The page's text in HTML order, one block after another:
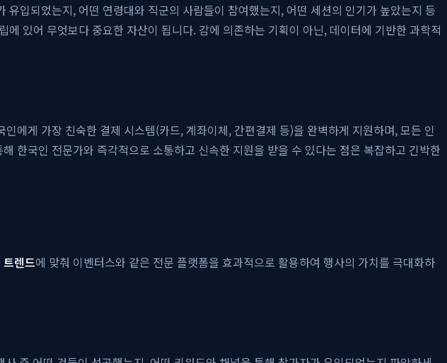
입되었는지, 어떤 연령대와 직군의 사람들이 참여했는지, 어떤 세션의 인기가 높았는지 등
있어 무엇보다 중요한 자산이 됩니다. 감에 의존하는 기획이 아닌, 데이터에 기반한 과학적
에게 가장 친숙한 결제 시스템(카드, 계좌이체, 간편결제 등)을 완벽하게 지원하며, 모든 인
한국인 전문가와 즉각적으로 소통하고 신속한 지원을 받을 수 있다는 점은 복잡하고 긴박한
렌드에 맞춰 이벤터스와 같은 전문 플랫폼을 효과적으로 활용하여 행사의 가치를 극대화하